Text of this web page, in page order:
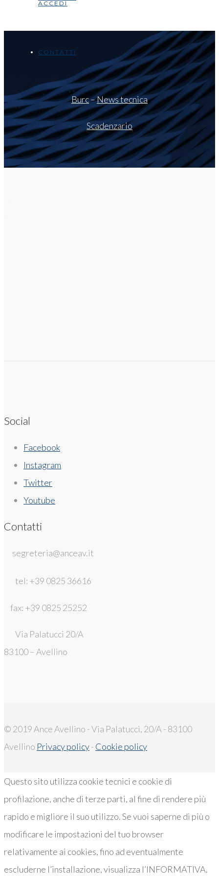
ACCEDI
CONTATTI
Burc–News tecnica
Scadenzario
Social
Facebook
Instagram
Twitter
Youtube
Contatti
segreteria@anceav.it
tel: +39 0825 36616
fax: +39 0825 25252
Via Palatucci 20/A
83100 – Avellino
© 2019 Ance Avellino - Via Palatucci, 20/A - 83100
Avellino Privacy policy- Cookie policy
Questo sito utilizza cookie tecnici e cookie di
profilazione, anche di terze parti, al fine di rendere più
rapido e migliore il suo utilizzo. Se vuoi saperne di più o
modificare le impostazioni del tuo browser
relativamente ai cookies, fino ad eventualmente
escluderne l’installazione, visualizza l’INFORMATIVA.